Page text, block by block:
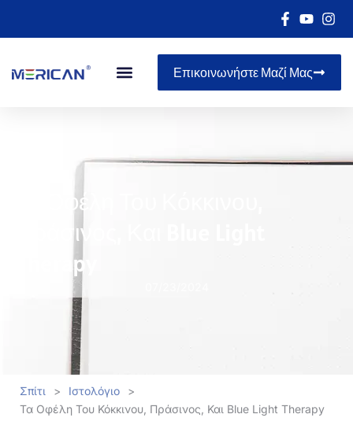
Επικοινωνήστε Μαζί Μας
Τα Οφέλη Του Κόκκινου,
Πράσινος, Και Blue Light
Therapy
Σπίτι > Ιστολόγιο
>
Τα Οφέλη Του Κόκκινου, Πράσινος, Και Blue Light Therapy